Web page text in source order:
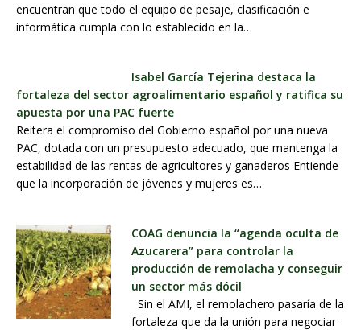
encuentran que todo el equipo de pesaje, clasificación e
informática cumpla con lo establecido en la…
Isabel García Tejerina destaca la
fortaleza del sector agroalimentario español y ratifica su
apuesta por una PAC fuerte
Reitera el compromiso del Gobierno español por una nueva
PAC, dotada con un presupuesto adecuado, que mantenga la
estabilidad de las rentas de agricultores y ganaderos Entiende
que la incorporación de jóvenes y mujeres es…
COAG denuncia la “agenda oculta de
Azucarera” para controlar la
producción de remolacha y conseguir
un sector más dócil
Sin el AMI, el remolachero pasaría de la
fortaleza que da la unión para negociar